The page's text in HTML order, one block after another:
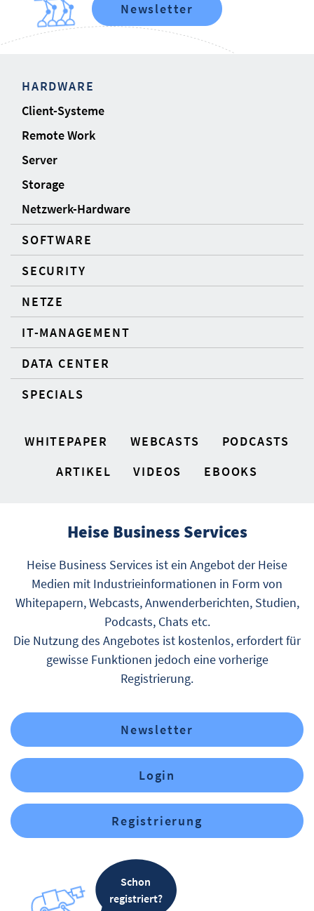
Newsletter
HARDWARE
Client-Systeme
Remote Work
Server
Storage
Netzwerk-Hardware
SOFTWARE
SECURITY
NETZE
IT-MANAGEMENT
DATA CENTER
SPECIALS
WHITEPAPER WEBCASTS
PODCASTS
ARTIKEL
VIDEOS EBOOKS
Heise Business Services
Heise Business Services ist ein Angebot der Heise
Medien mit Industrieinformationen in Form von
Whitepapern, Webcasts, Anwenderberichten, Studien,
Podcasts, Chats etc.
Die Nutzung des Angebotes ist kostenlos, erfordert für
gewisse Funktionen jedoch eine vorherige
Registrierung.
Newsletter
Login
Registrierung
Schon
registriert?